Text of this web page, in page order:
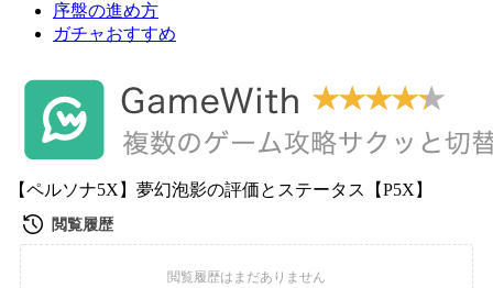
序盤の進め方
ガチャおすすめ
【ペルソナ5X】夢幻泡影の評価とステータス【P5X】